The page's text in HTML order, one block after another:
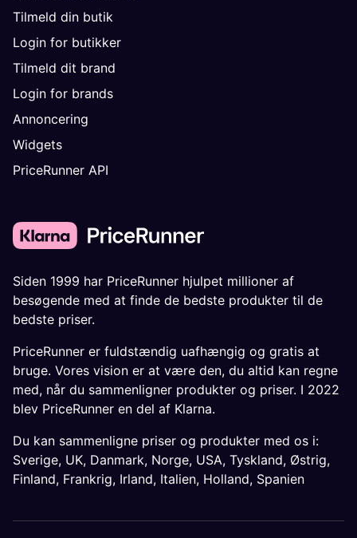
Tilmeld din butik
Login for butikker
Tilmeld dit brand
Login for brands
Annoncering
Widgets
PriceRunner API
Siden 1999 har PriceRunner hjulpet millioner af
besøgende med at finde de bedste produkter til de
bedste priser.
PriceRunner er fuldstændig uafhængig og gratis at
bruge. Vores vision er at være den, du altid kan regne
med, når du sammenligner produkter og priser. I 2022
blev PriceRunner en del af Klarna.
Du kan sammenligne priser og produkter med os i:
Sverige, UK, Danmark, Norge, USA, Tyskland, Østrig,
Finland, Frankrig, Irland, Italien, Holland, Spanien